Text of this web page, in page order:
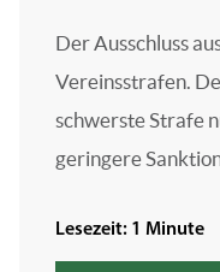
Der Ausschluss
Vereinsstrafen.
schwerste Strafe
geringere
Lesezeit: 1 Minute